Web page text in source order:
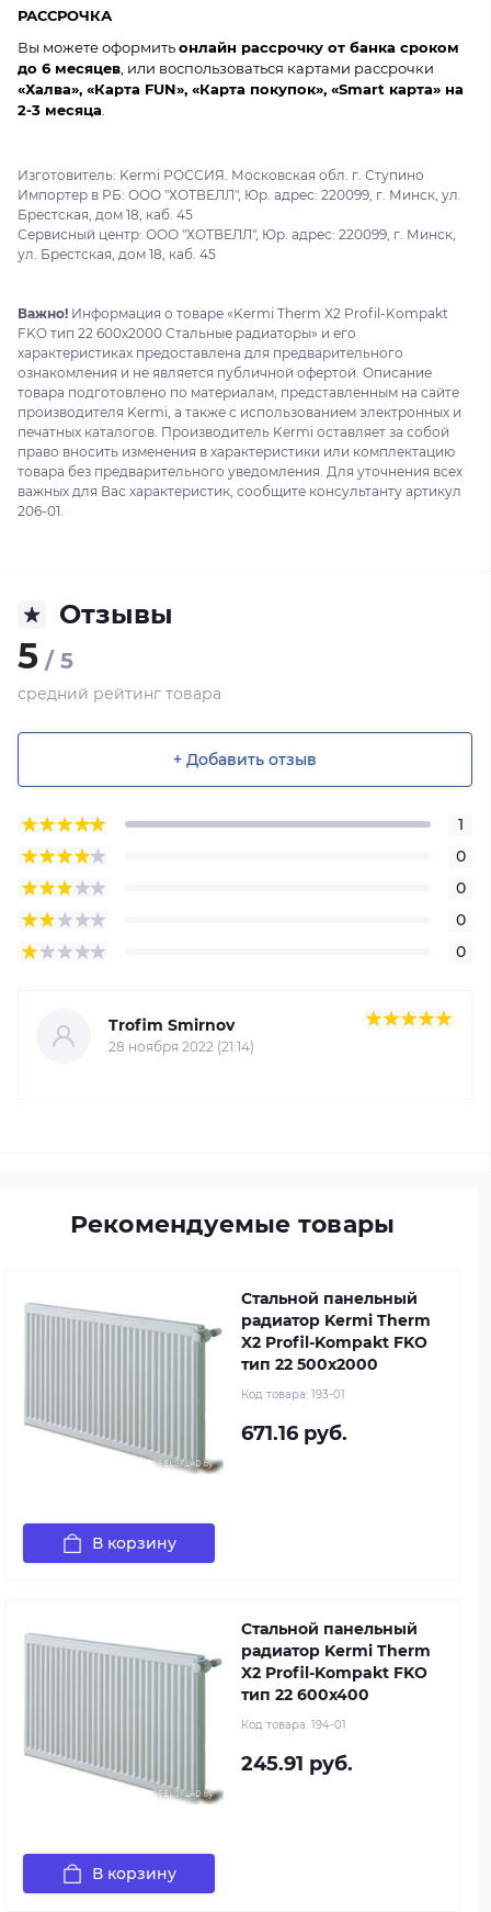
РАССРОЧКА
Вы можете оформитьонлайн рассрочку от банка сроком
до 6 месяцев , или воспользоваться картами рассрочки
«Халва», «Карта FUN», «Карта покупок», «Smart карта» на
2-3 месяца
Изготовитель: Kermi РОССИЯ. Московская обл. г. Ступино
Импортер в РБ: ООО "ХОТВЕЛЛ", Юр. адрес: 220099, г. Минск, ул.
Брестская, дом 18, каб. 45
Сервисный центр: ООО "ХОТВЕЛЛ", Юр. адрес: 220099, г. Минск,
ул. Брестская, дом 18, каб. 45
Важно! Информация о товаре «Kermi Therm X2 Profil-Kompakt
FKO тип 22 600x2000 Стальные радиаторы» и его
характеристиках предоставлена для предварительного
ознакомления и не является публичной офертой. Описание
товара подготовлено по материалам, представленным на сайте
производителя Kermi, а также с использованием электронных и
печатных каталогов. Производитель Kermi оставляет за собой
право вносить изменения в характеристики или комплектацию
товара без предварительного уведомления. Для уточнения всех
важных для Вас характеристик, сообщите консультанту артикул
206-01.
Отзывы
5 / 5
средний рейтинг товара
+ Добавить отзыв
1
0
0
0
0
Trofim Smirnov
28 ноября 2022 (21:14)
Рекомендуемые товары
Стальной панельный
радиатор Kermi Therm
X2 Profil-Kompakt FKO
тип 22 500x2000
Код товара: 193-01
671.16 руб.
В корзину
Стальной панельный
радиатор Kermi Therm
X2 Profil-Kompakt FKO
тип 22 600x400
Код товара: 194-01
245.91 руб.
В корзину